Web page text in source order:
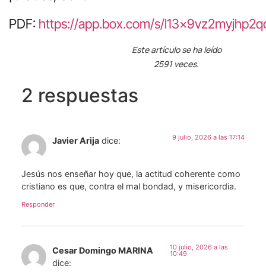
PDF: https://app.box.com/s/
Este artículo se ha leído
2591 veces.
2 respuestas
Javier Arija dice: 9 julio, 2026 a las 17:14
Jesús nos enseñar hoy que, la actitud coherente como
cristiano es que, contra el mal bondad, y misericordia.
Responder
Cesar Domingo MARINA
dice:
10 julio, 2026 a las
10:49